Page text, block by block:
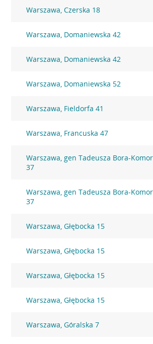
Warszawa, Czerska 18
Warszawa, Domaniewska 42
Warszawa, Domaniewska 42
Warszawa, Domaniewska 52
Warszawa, Fieldorfa 41
Warszawa, Francuska 47
Warszawa, gen Tadeusza Bora-
37
Warszawa, gen Tadeusza Bora-
37
Warszawa, Głębocka 15
Warszawa, Głębocka 15
Warszawa, Głębocka 15
Warszawa, Głębocka 15
Warszawa, Góralska 7